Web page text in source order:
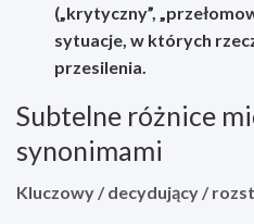
(„krytyczny”,
sytuacje, w których
przesilenia.
Subtelne różnice
synonimami
Kluczowy / decydujący /